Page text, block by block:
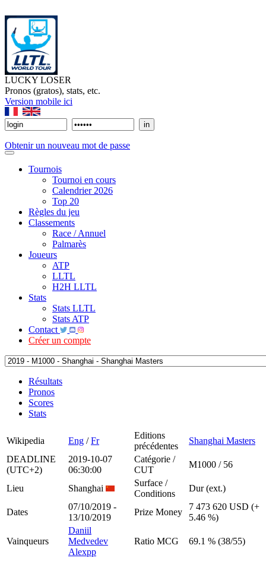
LUCKY LOSER
Pronos (gratos), stats, etc.
Version mobile ici
Obtenir un nouveau mot de passe
Tournois
Tournoi en cours
Calendrier 2026
Top 20
Règles du jeu
Classements
Race / Annuel
Palmarès
Joueurs
ATP
LLTL
H2H LLTL
Stats
Stats LLTL
Stats ATP
Contact
Créer un compte
Résultats
Pronos
Scores
Stats
Wikipedia Eng /Fr
Editions
précédentes
Shanghai Masters
DEADLINE
(UTC+2)
2019-10-07
06:30:00
Catégorie /
CUT
M1000 / 56
Lieu Shanghai
Surface /
Conditions
Dur (ext.)
Dates
07/10/2019 -
13/10/2019
Prize Money
7 473 620 USD (+
5.46 %)
Vainqueurs
Daniil
Medvedev
Alexpp
Ratio MCG 69.1 % (38/55)